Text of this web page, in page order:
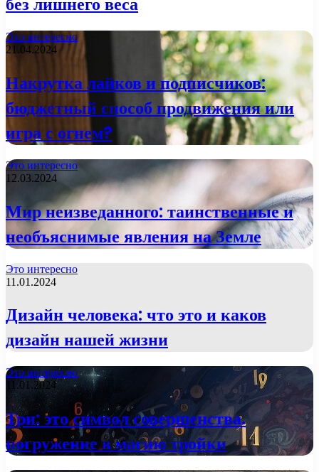
Это интересно
21.04.2024
Накрутка лайков и подписчиков:
бюджетный способ продвижения или
игра с огнем?
Это интересно
12.03.2024
Мир неизведанного: таинственные и
необъяснимые явления на Земле
Это интересно
11.01.2024
Дизайн человека: что это и каков
дизайн нашей жизни
Это интересно
11.01.2024
Три: это символ совершенства.
погружение в магию тройки